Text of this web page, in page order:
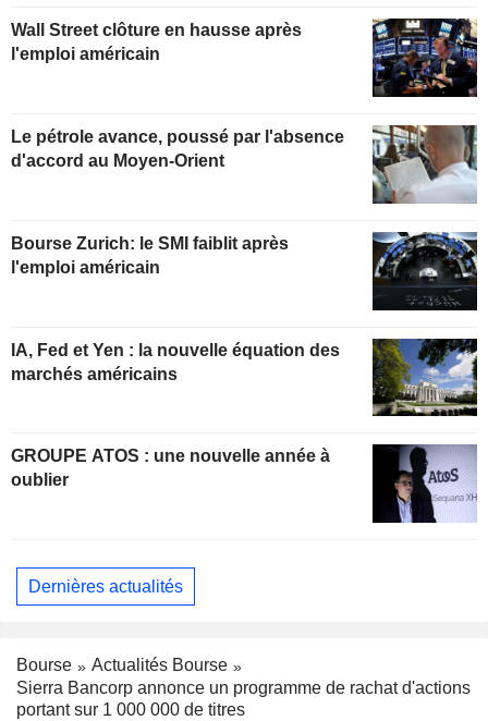
Wall Street clôture en hausse après
l'emploi américain
Le pétrole avance, poussé par l'absence
d'accord au Moyen-Orient
Bourse Zurich: le SMI faiblit après
l'emploi américain
IA, Fed et Yen : la nouvelle équation des
marchés américains
GROUPE ATOS : une nouvelle année à
oublier
Dernières actualités
Bourse
Actualités Bourse
Sierra Bancorp annonce un programme de rachat d'actions
portant sur 1 000 000 de titres